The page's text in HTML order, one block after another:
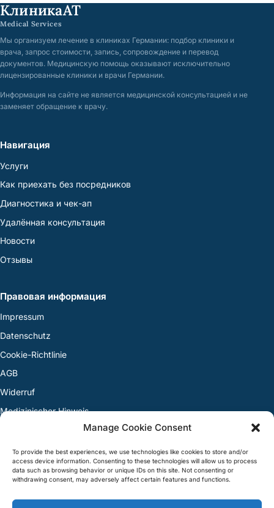
Manage Cookie Consent
To provide the best experiences, we use technologies like cookies to store and/or
access device information. Consenting to these technologies will allow us to process
data such as browsing behavior or unique IDs on this site. Not consenting or
withdrawing consent, may adversely affect certain features and functions.
КлиникаАТ
Medical Services
Мы организуем лечение в клиниках Германии: подбор клиники и
врача, запрос стоимости, запись, сопровождение и перевод
документов. Медицинскую помощь оказывают исключительно
лицензированные клиники и врачи Германии.
Информация на сайте не является медицинской консультацией и не
заменяет обращение к врачу.
Навигация
Услуги
Как приехать без посредников
Диагностика и чек-ап
Удалённая консультация
Новости
Отзывы
Правовая информация
Impressum
Datenschutz
Cookie-Richtlinie
AGB
Widerruf
Medizinischer Hinweis
Контакт